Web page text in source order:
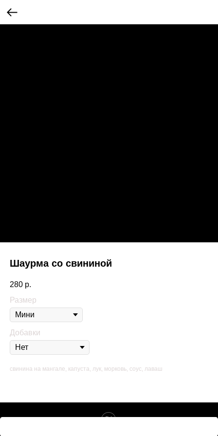
Шаурма со свининой
280 р.
Размер
Добавки
свинина на мангале, капуста, лук, морковь, соус, лаваш
Tilda